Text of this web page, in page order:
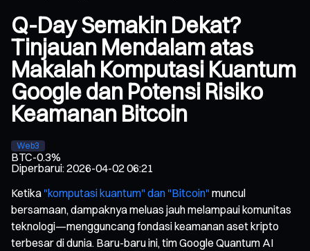
Q-Day Semakin Dekat?
Tinjauan Mendalam atas
Makalah Komputasi Kuantum
Google dan Potensi Risiko
Keamanan Bitcoin
Web3
BTC-0.3%
Diperbarui:2026-04-02 06:21
Ketika "komputasi kuantum" dan "Bitcoin" muncul
bersamaan, dampaknya meluas jauh melampaui komunitas
teknologi—mengguncang fondasi keamanan aset kripto
terbesar di dunia. Baru-baru ini, tim Google Quantum AI